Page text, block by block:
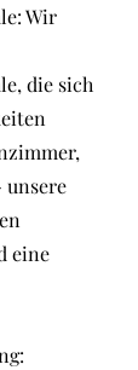
Wir
die sich
unsere
eine